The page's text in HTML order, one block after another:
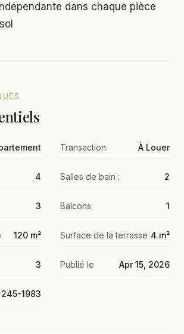
dans chaque pièce
Transaction À Louer
4 Salles de bain : 2
3 Balcons 1
120 m² Surface de la terrasse 4 m²
3 Publié le Apr 15, 2026
245-1983